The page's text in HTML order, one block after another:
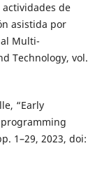
de
asistida por
Multi-
Technology, vol.
“Early
1–29, 2023, doi: